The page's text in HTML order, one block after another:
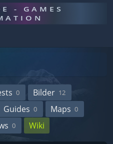
- GAMES
0 Bilder 12
Guides 0 Maps 0
0 Wiki